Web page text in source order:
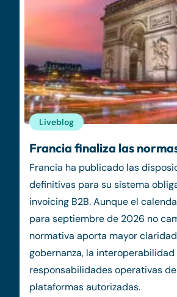
Francia finaliza las
Francia ha publicado las
definitivas para su sistema
invoicing B2B. Aunque el
para septiembre de 2026 no
normativa aporta mayor
gobernanza, la interoperabilidad
responsabilidades operativas
plataformas autorizadas.
Liveblog